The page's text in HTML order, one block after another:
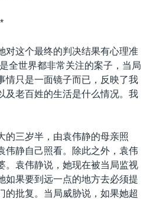
对这个最终的判决结果有心理准
全世界都非常关注的案子，当局
情只是一面镜子而已，反映了我
及老百姓的生活是什么情况。我
的三岁半，由袁伟静的母亲照
伟静自己照看。除此之外，袁伟
。袁伟静说，她现在被当局监视
如果要到远一点的地方去必须提
的批复。当局威胁说，如果她超